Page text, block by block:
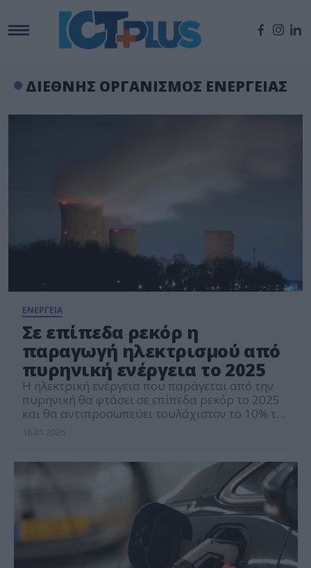
ΔΙΕΘΝΗΣ ΟΡΓΑΝΙΣΜΟΣ ΕΝΕΡΓΕΙΑΣ
ΕΝΕΡΓΕΙΑ
Σε επίπεδα ρεκόρ η
παραγωγή ηλεκτρισμού από
πυρηνική ενέργεια το 2025
Η ηλεκτρική ενέργεια που παράγεται από την
πυρηνική θα φτάσει σε επίπεδα ρεκόρ το 2025
και θα αντιπροσωπεύει τουλάχιστον το 10% της
πυρηνική ενέργεια, όπως οι ΗΠΑ ή η Γαλλία,
ανακοίνωσε ο Διεθνής Οργανισμός Ενέργειας